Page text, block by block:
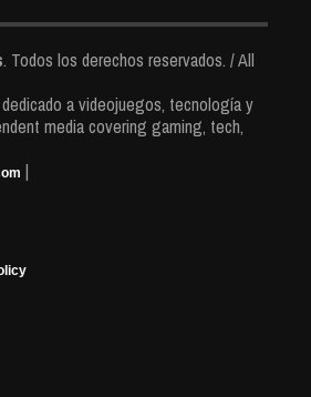
. Todos los derechos reservados. / All
a videojuegos, tecnología y
media covering gaming, tech,
|